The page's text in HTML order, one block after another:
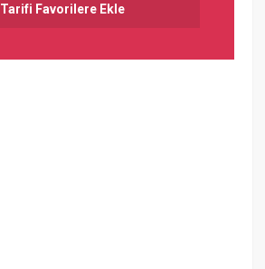
Tarifi Favorilere Ekle